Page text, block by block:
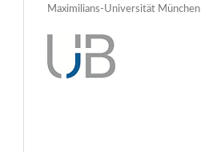
Maximilians-Universität München